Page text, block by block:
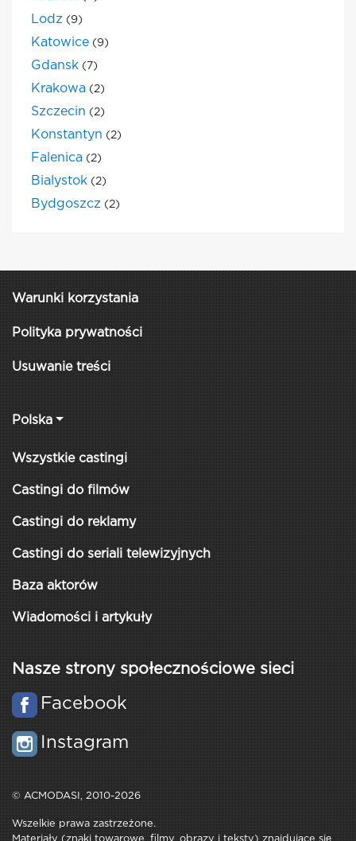
Lodz (9)
Katowice (9)
Gdansk (7)
Krakowa (2)
Szczecin (2)
Konstantyn (2)
Falenica (2)
Bialystok (2)
Bydgoszcz (2)
Warunki korzystania
Polityka prywatności
Usuwanie treści
Polska
Wszystkie castingi
Castingi do filmów
Castingi do reklamy
Castingi do seriali telewizyjnych
Baza aktorów
Wiadomości i artykuły
Nasze strony społecznościowe sieci
Facebook
Instagram
© ACMODASI, 2010-2026
Wszelkie prawa zastrzeżone.
Materiały (znaki towarowe, filmy, obrazy i teksty) znajdujące się